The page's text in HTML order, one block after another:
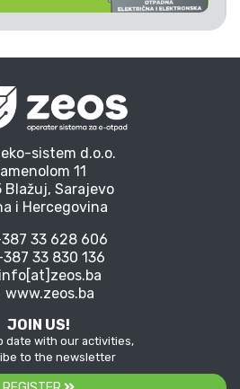
eko-sistem d.o.o.
11
Blažuj, Sarajevo
i Hercegovina
33 628 606
33 830 136
info[at]zeos.ba
www.zeos.ba
JOIN US!
date with our activities,
to the newsletter